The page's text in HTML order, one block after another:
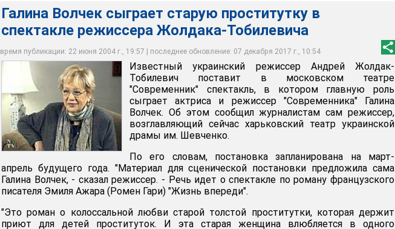
Галина Волчек сыграет старую проститутку в
спектакле режиссера Жолдака-Тобилевича
время публикации: 22 июня 2004 г., 19:57 | последнее обновление: 07 декабря 2017 г., 10:54
Галина Волчек сыграет старую проститутку в спектакле режиссера Жолдака-
Тобилевича
Архив NEWSru.com
Известный украинский режиссер Андрей Жолдак-
Тобилевич поставит в московском театре
"Современник" спектакль, в котором главную роль
сыграет актриса и режиссер "Современника" Галина
Волчек. Об этом сообщил журналистам сам режиссер,
возглавляющий сейчас харьковский театр украинской
драмы им. Шевченко.
По его словам, постановка запланирована на март-
апрель будущего года. "Материал для сценической постановки предложила сама
Галина Волчек, - сказал режиссер. - Речь идет о спектакле по роману французского
писателя Эмиля Ажара (Ромен Гари) "Жизнь впереди".
"Это роман о колоссальной любви старой толстой проститутки, которая держит
приют для детей проституток. И эта старая женщина влюбляется в одного